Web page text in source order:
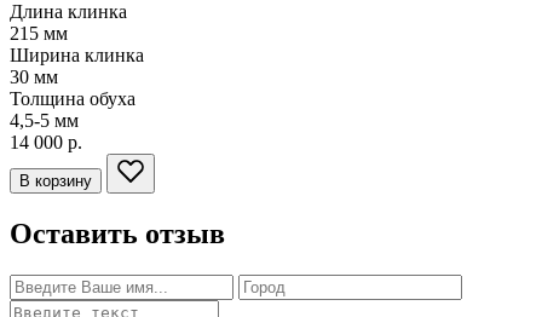
Длина клинка
215 мм
Ширина клинка
30 мм
Толщина обуха
4,5-5 мм
14 000 р.
В корзину
Оставить отзыв